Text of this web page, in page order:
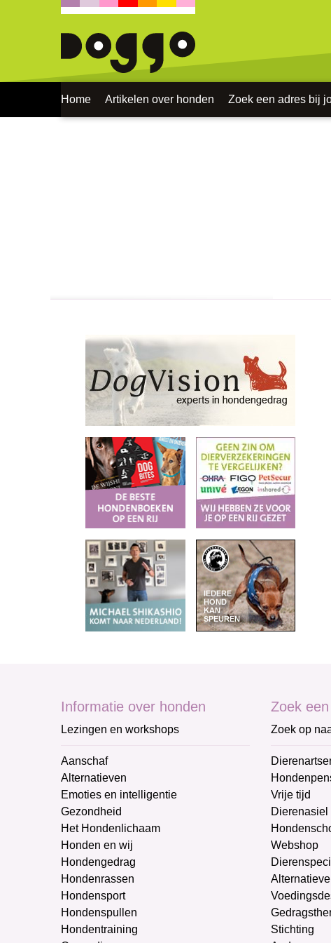
Home Artikelen over honden Zoek een adres bij
Informatie over honden
Lezingen en workshops
Aanschaf
Alternatieven
Emoties en intelligentie
Gezondheid
Het Hondenlichaam
Honden en wij
Hondengedrag
Hondenrassen
Hondensport
Hondenspullen
Hondentraining
Zoek
Zoek op
Vrije tijd
Dierenasiel
Webshop
Stichting